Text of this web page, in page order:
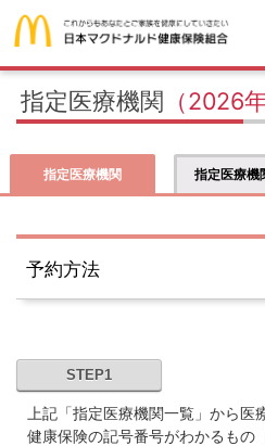
指定医療機関 （2026
指定医療機関 指定医療機
予約方法
STEP1
上記「指定医療機関一覧」から医
健康保険の記号番号がわかるもの